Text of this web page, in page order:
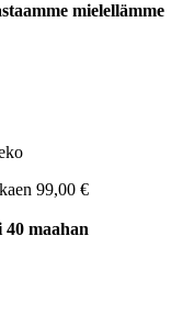
mielellämme
99,00 €
40 maahan